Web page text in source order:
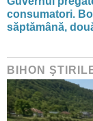
consumatori.
săptămână,
BIHON